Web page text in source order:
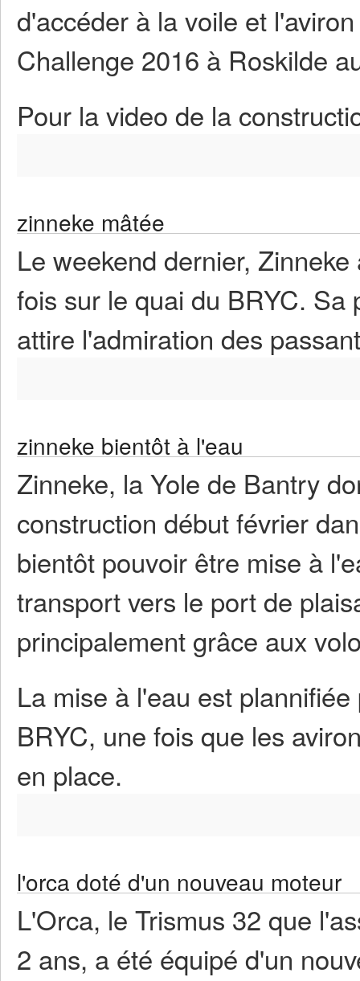
d'accéder à la voile et
Challenge 2016 à Roskilde
Pour la video de la
zinneke mâtée
Le weekend dernier,
fois sur le quai du BRYC.
attire l'admiration des
zinneke bientôt à l'eau
Zinneke, la Yole de Bantry
construction début février
bientôt pouvoir être mise à
transport vers le port de
principalement grâce aux
La mise à l'eau est
BRYC, une fois que les
en place.
l'orca doté d'un nouveau moteur
L'Orca, le Trismus 32 que
2 ans, a été équipé d'un